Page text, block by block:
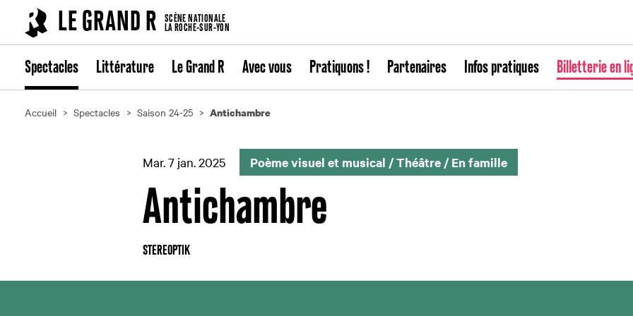
LE GRAND R
SCÈNE NATIONALE
LA ROCHE-SUR-YON
Spectacles Littérature Le Grand R Avec vous Pratiquons ! Partenaires Infos pratiques Billetterie en
Accueil Spectacles Saison 24-25 Antichambre
Mar. 7 jan. 2025 Poème visuel et musical /Théâtre /En famille
Antichambre
STEREOPTIK
Cookies management panel